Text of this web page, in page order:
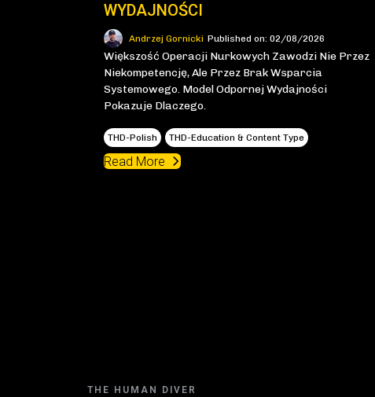
WYDAJNOŚCI
Andrzej Gornicki Published on: 02/08/2026
Większość Operacji Nurkowych Zawodzi Nie Przez
Niekompetencję, Ale Przez Brak Wsparcia
Systemowego. Model Odpornej Wydajności
Pokazuje Dlaczego.
THD-Polish THD-Education & Content Type
Read More
THE HUMAN DIVER